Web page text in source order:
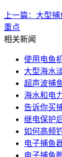
上一篇：大型
重点
相关新闻
使用电鱼
大型海水
超声波捕
海水和电
告诉你买
继电保护
如何高频
电子捕鱼
电子捕鱼